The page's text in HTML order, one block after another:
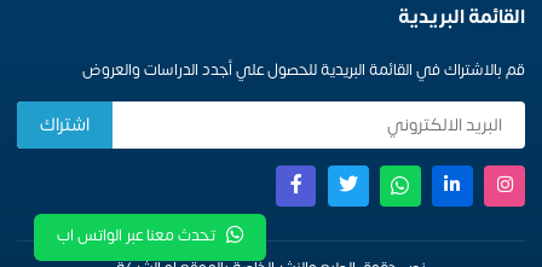
تحدث معنا عبر الواتس اب
القائمة البريدية
قم بالاشتراك في القائمة البريدية للحصول علي أجدد الدراسات والعروض